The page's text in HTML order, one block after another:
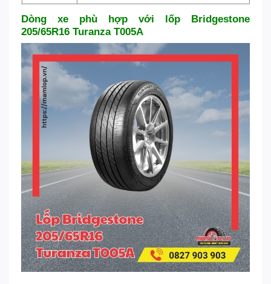
Dòng xe phù hợp với lốp Bridgestone
205/65R16 Turanza T005A